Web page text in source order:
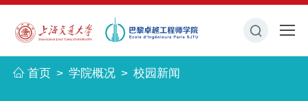
首页 > 学院概况 > 校园新闻